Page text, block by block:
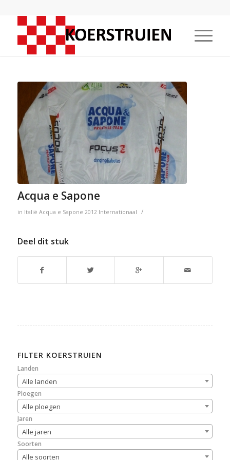
Acqua e Sapone
in Italië Acqua e Sapone 2012 Internationaal /
Deel dit stuk
FILTER KOERSTRUIEN
Landen
Alle landen
Ploegen
Alle ploegen
Jaren
Alle jaren
Soorten
Alle soorten